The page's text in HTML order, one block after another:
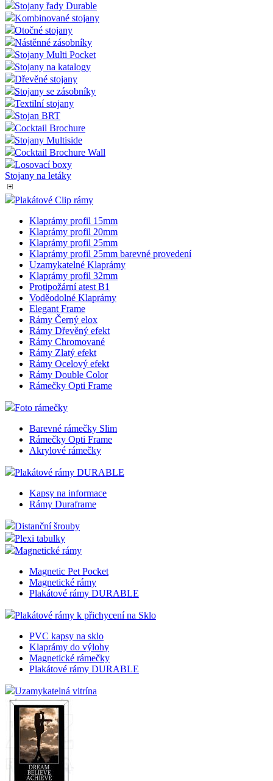
Stojany řady Durable
Kombinované stojany
Otočné stojany
Nástěnné zásobníky
Stojany Multi Pocket
Stojany na katalogy
Dřevěné stojany
Stojany se zásobníky
Textilní stojany
Stojan BRT
Cocktail Brochure
Stojany Multiside
Cocktail Brochure Wall
Losovací boxy
Stojany na letáky
Plakátové Clip rámy
Klaprámy profil 15mm
Klaprámy profil 20mm
Klaprámy profil 25mm
Klaprámy profil 25mm barevné provedení
Uzamykatelné Klaprámy
Klaprámy profil 32mm
Protipožární atest B1
Voděodolné Klaprámy
Elegant Frame
Rámy Černý elox
Rámy Dřevěný efekt
Rámy Chromované
Rámy Zlatý efekt
Rámy Ocelový efekt
Rámy Double Color
Rámečky Opti Frame
Foto rámečky
Barevné rámečky Slim
Rámečky Opti Frame
Akrylové rámečky
Plakátové rámy DURABLE
Kapsy na informace
Rámy Duraframe
Distanční šrouby
Plexi tabulky
Magnetické rámy
Magnetic Pet Pocket
Magnetické rámy
Plakátové rámy DURABLE
Plakátové rámy k přichycení na Sklo
PVC kapsy na sklo
Klaprámy do výlohy
Magnetické rámečky
Plakátové rámy DURABLE
Uzamykatelná vitrína